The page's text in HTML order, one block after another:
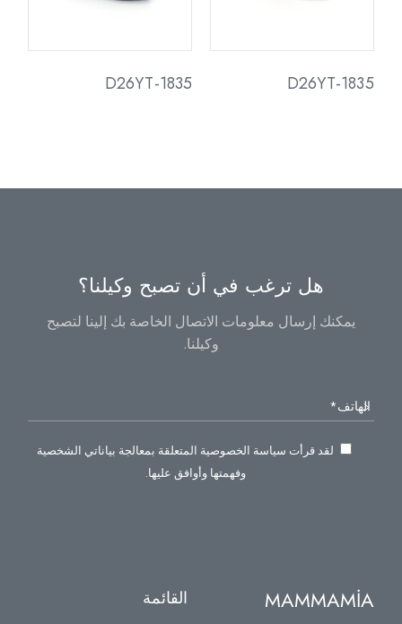
D26YT-1835
D26YT-1835
هل ترغب في أن تصبح وكيلنا؟
يمكنك إرسال معلومات الاتصال الخاصة بك إلينا لتصبح
وكيلنا.
لقد قرأت سياسة الخصوصية المتعلقة بمعالجة بياناتي الشخصية
وفهمتها وأوافق عليها.
MAMMAMİA القائمة